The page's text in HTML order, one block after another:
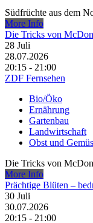
Südfrüchte aus dem
More Info
Die Tricks von
28 Juli
28.07.2026
20:15 - 21:00
ZDF Fernsehen
Bio/Öko
Ernährung
Gartenbau
Landwirtschaft
Obst und
Die Tricks von
More Info
Prächtige Blüten –
30 Juli
30.07.2026
20:15 - 21:00